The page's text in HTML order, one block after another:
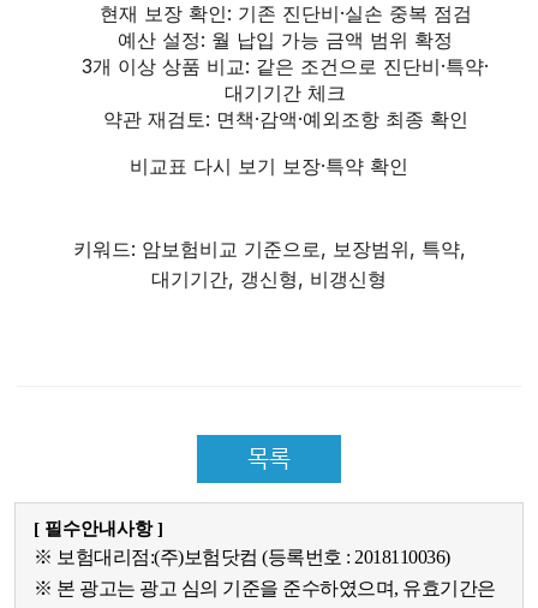
현재 보장 확인: 기존 진단비·실손 중복 점검
예산 설정: 월 납입 가능 금액 범위 확정
3개 이상 상품 비교: 같은 조건으로 진단비·특약·
대기기간 체크
약관 재검토: 면책·감액·예외조항 최종 확인
비교표 다시 보기 보장·특약 확인
키워드: 암보험비교 기준으로, 보장범위, 특약,
대기기간, 갱신형, 비갱신형
목록
[ 필수안내사항 ]
※ 보험대리점:(주)보험닷컴 (등록번호 : 2018110036)
※ 본 광고는 광고 심의 기준을 준수하였으며, 유효기간은